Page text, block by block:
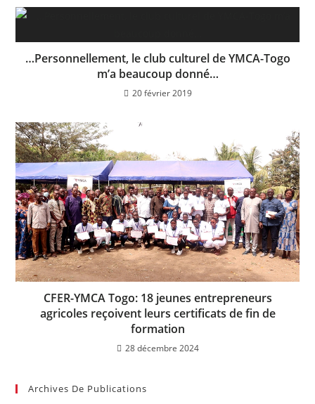
…Personnellement, le club culturel de YMCA-Togo
m’a beaucoup donné…
20 février 2019
CFER-YMCA Togo: 18 jeunes entrepreneurs
agricoles reçoivent leurs certificats de fin de
formation
28 décembre 2024
Archives De Publications